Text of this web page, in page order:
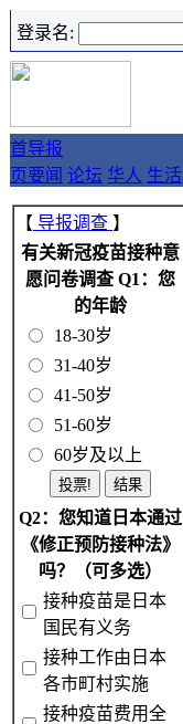
登录名:
首
页
导报
要闻 论坛 华人 生活
【 导报调查 】
有关新冠疫苗接种意
愿问卷调查 Q1：您
的年龄
18-30岁
31-40岁
41-50岁
51-60岁
60岁及以上
Q2：您知道日本通过
《修正预防接种法》
吗？（可多选）
接种疫苗是日本
国民有义务
接种工作由日本
各市町村实施
接种疫苗费用全